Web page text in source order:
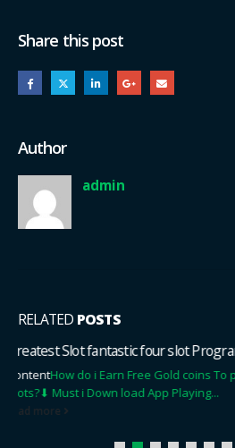
Share this post
Author
admin
RELATED POSTS
22
Dec
Radio Cash register
Blogs Last Dollars Coaster Slot
you may AdviceGamble 100
Position Demo